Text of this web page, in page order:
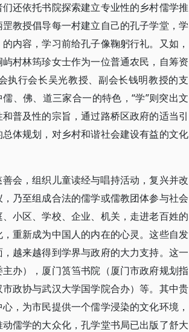
还依托书院探索建立专业性的乡村儒学推
教授倡导每一村建立自己的孔子学堂，学
内容，学习前给孔子像鞠躬行礼。又如，
村林筠珍女士作为一位普通农民，自筹资
执行会长吴光教授、副会长钱明教授的支
、佛、道三家合一的特色，“学”则突出文
普及性的宗旨，通过路桥区政府的适当引
体规划，对乡村和谐社会建设有益的文化
会，组织儿童读经与唱持活动，复兴并改
乃至组成合法的儒学或儒教团体参与社会
小区、学校、企业、机关，走进老百姓的
重新成为中国人的内在的心灵。这些自发
越来越得到学界与政府的大力支持。这一
办），厦门筼筜书院（厦门市政府规划指
政协与武汉大学国学院合办）等。其中贵
，为市民提供一个儒学浸染的文化环境，
儒学的大众化，孔学堂书局已出版了舒大